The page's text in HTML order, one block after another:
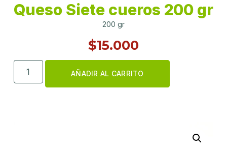
Queso Siete cueros 200 gr
200 gr
$15.000
AÑADIR AL CARRITO